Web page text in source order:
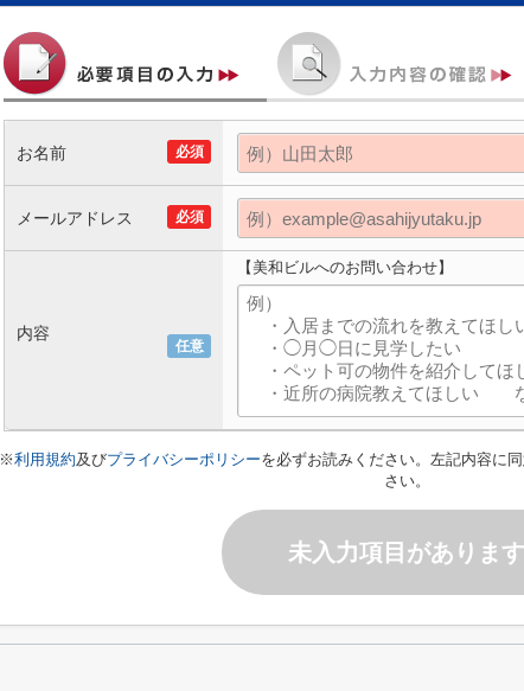
必須
お名前
必須
メールアドレス
任意
内容
【美和ビルへのお問い合わせ】
※利用規約及びプライバシーポリシーを必ずお読みください。左記内容に
さい。
未入力項目があります